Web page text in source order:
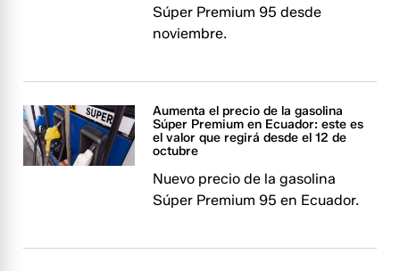
Súper Premium 95 desde
noviembre.
Aumenta el precio de la gasolina
Súper Premium en Ecuador: este es
el valor que regirá desde el 12 de
octubre
Nuevo precio de la gasolina
Súper Premium 95 en Ecuador.